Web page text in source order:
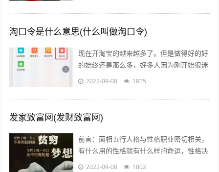
淘口令是什么意思(什么叫做淘口令)
现在开淘宝的越来越多了。但是做得好的好
的始终还是那么多，好多人因为刚开始很迷
茫，不知道怎么做，或者做到一半发现没有
2022-09-08 1815
发家致富网(发财致富网)
前言：面相五行人格与性格职业密切相关，
有什么用的性格就有什么样的命运，性格决
定命运。有些人需要白手起家获得财富，有
2022-09-08 1802